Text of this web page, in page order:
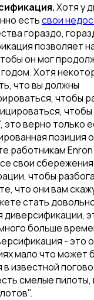
Хотя у
естьсвои
гораздо,
позволяет
он мог
годом. Хотя
что вы должны
чтобы
чтобы
это верно только
позиция
работникам
свои
чтобы
что они вам
стать
диверсификации,
больше
- это
мало что может
в известной
смелые пилоты,